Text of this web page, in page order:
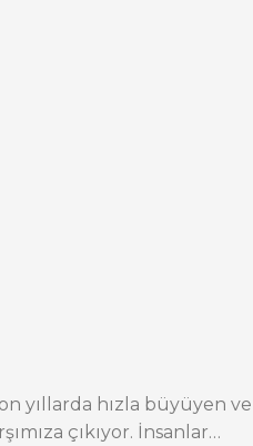
yıllarda hızla büyüyen ve
çıkıyor. İnsanlar…